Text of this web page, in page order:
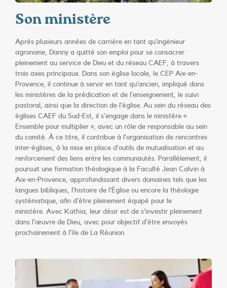
Son ministère
Après plusieurs années de carrière en tant qu’ingénieur
agronome, Danny a quitté son emploi pour se consacrer
pleinement au service de Dieu et du réseau CAEF, à travers
trois axes principaux. Dans son église locale, le CEP Aix-en-
Provence, il continue à servir en tant qu’ancien, impliqué dans
les ministères de la prédication et de l’enseignement, le suivi
pastoral, ainsi que la direction de l’église. Au sein du réseau des
églises CAEF du Sud-Est, il s’engage dans le ministère «
Ensemble pour multiplier », avec un rôle de responsable au sein
du comité. À ce titre, il contribue à l’organisation de rencontres
inter-églises, à la mise en place d’outils de mutualisation et au
renforcement des liens entre les communautés. Parallèlement, il
poursuit une formation théologique à la Faculté Jean Calvin à
Aix-en-Provence, approfondissant divers domaines tels que les
langues bibliques, l’histoire de l’Église ou encore la théologie
systématique, afin d’être pleinement équipé pour le
ministère. Avec Kathia, leur désir est de s’investir pleinement
dans l’œuvre de Dieu, avec pour objectif d’être envoyés
prochainement à l’île de La Réunion.